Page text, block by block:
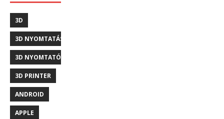
3D
3D NYOMTATÁS
3D NYOMTATÓ
3D PRINTER
ANDROID
APPLE